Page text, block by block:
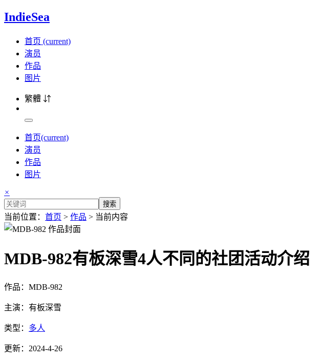
IndieSea
首页 (current)
演员
作品
图片
繁體 ⇵
首页(current)
演员
作品
图片
×
搜索
当前位置： 首页 > 作品 > 当前内容
MDB-982有板深雪4人不同的社团活动介绍
作品：MDB-982
主演：有板深雪
类型： 多人
更新：2024-4-26